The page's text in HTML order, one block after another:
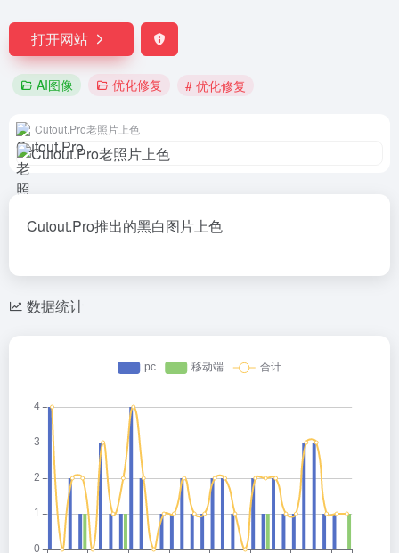
打开网站
AI图像 优化修复 # 优化修复
Cutout.Pro老照片上色
Cutout.Pro推出的黑白图片上色
数据统计